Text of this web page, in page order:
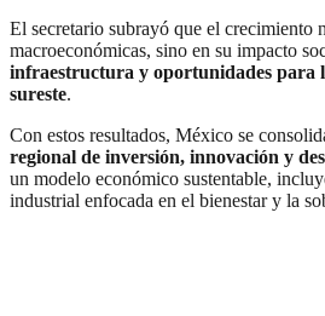
El secretario subrayó que el crecimiento
macroeconómicas, sino en su impacto
infraestructura y oportunidades para
sureste.
Con estos resultados, México se
regional de inversión, innovación y
un modelo económico sustentable,
industrial enfocada en el bienestar y la